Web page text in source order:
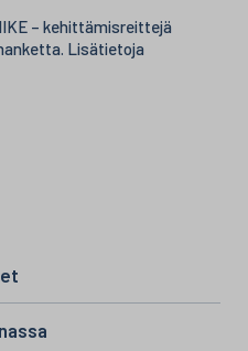
– kehittämisreittejä
Lisätietoja